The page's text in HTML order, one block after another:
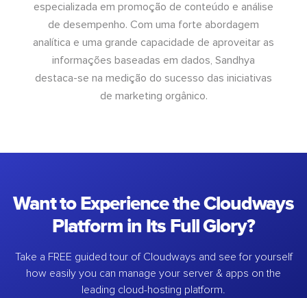
especializada em promoção de conteúdo e análise
de desempenho. Com uma forte abordagem
analítica e uma grande capacidade de aproveitar as
informações baseadas em dados, Sandhya
destaca-se na medição do sucesso das iniciativas
de marketing orgânico.
Want to Experience the Cloudways
Platform in Its Full Glory?
Take a FREE guided tour of Cloudways and see for yourself
how easily you can manage your server & apps on the
leading cloud-hosting platform.